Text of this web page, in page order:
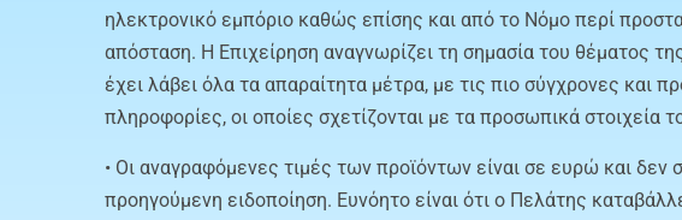
ηλεκτρονικό εμπόριο καθώς επίσης και από το Νόμο περί
απόσταση. Η Επιχείρηση αναγνωρίζει τη σημασία του
έχει λάβει όλα τα απαραίτητα μέτρα, με τις πιο σύγχρονες και
πληροφορίες, οι οποίες σχετίζονται με τα προσωπικά στοιχεία
• Οι αναγραφόμενες τιμές των προϊόντων είναι σε ευρώ και
προηγούμενη ειδοποίηση. Ευνόητο είναι ότι ο Πελάτης